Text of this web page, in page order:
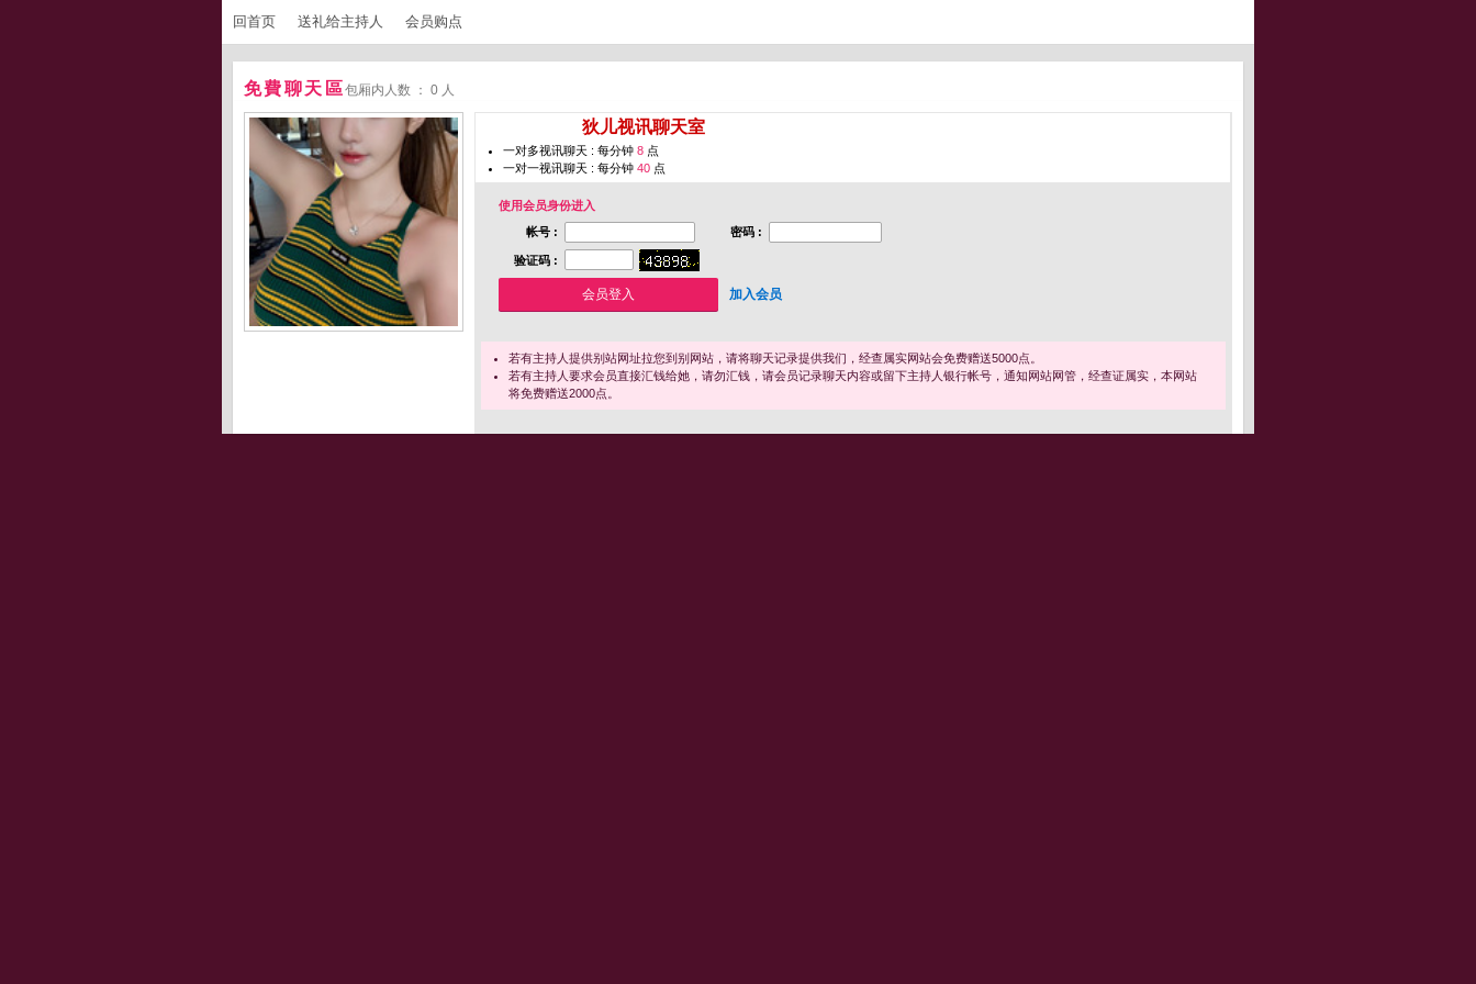
回首页 送礼给主持人 会员购点
免費聊天區包厢内人数 ： 0 人
狄儿视讯聊天室
一对多视讯聊天 : 每分钟 8 点
一对一视讯聊天 : 每分钟 40 点
使用会员身份进入
帐号 :
密码 :
验证码 :
加入会员
若有主持人提供别站网址拉您到别网站，请将聊天记录提供我们，经查属实网站会免费赠送5000点。
若有主持人要求会员直接汇钱给她，请勿汇钱，请会员记录聊天内容或留下主持人银行帐号，通知网站网管，经查证属实，本网站
将免费赠送2000点。